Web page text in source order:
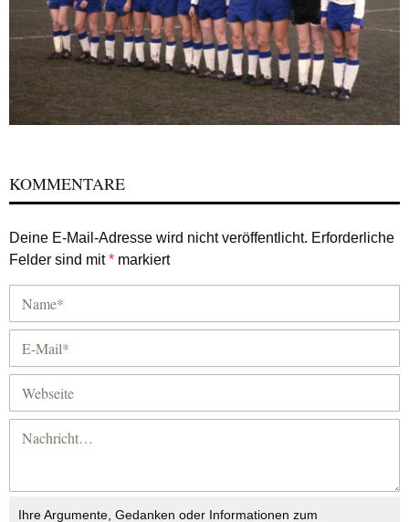
KOMMENTARE
Deine E-Mail-Adresse wird nicht veröffentlicht. Erforderliche
Felder sind mit* markiert
Ihre Argumente, Gedanken oder Informationen zum